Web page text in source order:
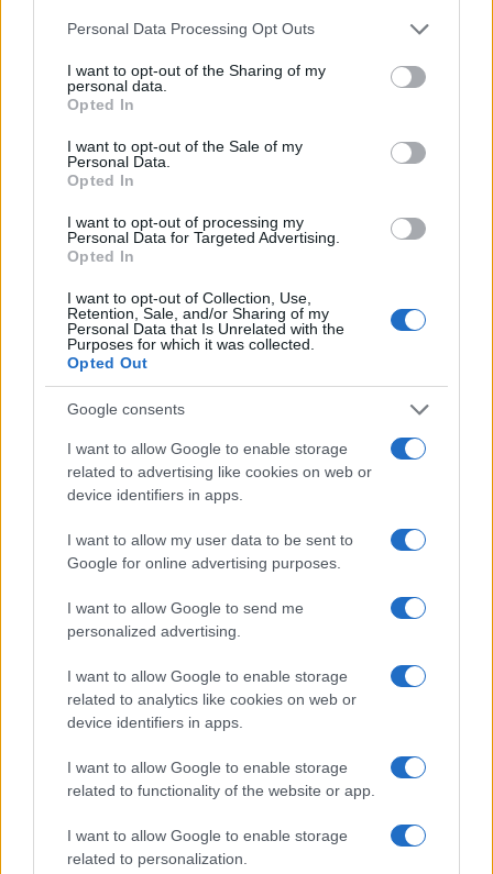
Please note that this website/app uses one or more Google
not limited to your visit or usage behaviour. You may click to
grant or deny consent to Google and its third-party tags to
use your data for below specified purposes in below Google
consent section.
Personal Data Processing Opt Outs
I want to opt-out of the Sharing of my
personal data.
Opted In
I want to opt-out of the Sale of my
Personal Data.
Opted In
I want to opt-out of processing my
Personal Data for Targeted Advertising.
Opted In
I want to opt-out of Collection, Use,
Retention, Sale, and/or Sharing of my
Personal Data that Is Unrelated with the
Purposes for which it was collected.
Opted Out
Google consents
I want to allow Google to enable storage
related to advertising like cookies on web or
device identifiers in apps.
I want to allow my user data to be sent to
Google for online advertising purposes.
I want to allow Google to send me
personalized advertising.
I want to allow Google to enable storage
related to analytics like cookies on web or
device identifiers in apps.
I want to allow Google to enable storage
related to functionality of the website or app.
I want to allow Google to enable storage
related to personalization.
spedizione a domicilio: articoli molto ingombranti,
lunghi, o ordini che richiedono assistenza tecnica
pre-consegna. In altri contesti, locker self-service
garantiscono maggiore discrezione o orari estesi,
risultando più adatti di un banco tradizionale. Se le
può essere utile fissare un appuntamento dedicato
per evitare soste prolungate. La regola generale
resta scegliere la modalità che minimizza attriti:
trasparenza sui costi, slot realistici e strumenti di
prova taglie ben curati portano a un’esperienza
coerente e prevedibile.
Combinare prezzi online, ritiro in store e resi rapidi
non è solo una scorciatoia di comodo: è una pratica
strutturata che premia pianificazione, chiarezza e
integrazione tra e-commerce e punto vendita. Chi
compra ottiene controllo e velocità; chi vende
ottimizza flussi, margini e fidelizzazione. In un
centro commerciale, dove servizi e negozi
ogni passaggio è pensato per ridurre frizioni e
valorizzare il tempo di tutti.
Davide Ferraro
Davide Ferraro, giornalista esperto di consumi